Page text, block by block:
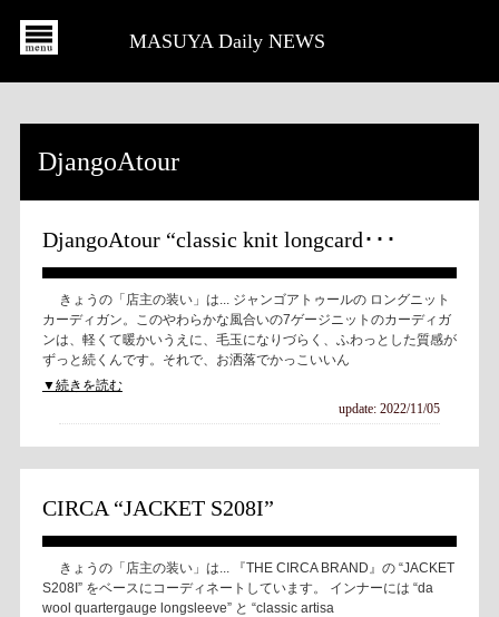
MASUYA Daily NEWS
DjangoAtour
DjangoAtour “classic knit longcard･･･
きょうの「店主の装い」は... ジャンゴアトゥールの ロングニット
カーディガン。このやわらかな風合いの7ゲージニットのカーディガ
ンは、軽くて暖かいうえに、毛玉になりづらく、ふわっとした質感が
ずっと続くんです。それで、お洒落でかっこいいん
▼続きを読む
update: 2022/11/05
CIRCA “JACKET S208I”
きょうの「店主の装い」は... 『THE CIRCA BRAND』の “JACKET
S208I” をベースにコーディネートしています。 インナーには “da
wool quartergauge longsleeve” と “classic artisa